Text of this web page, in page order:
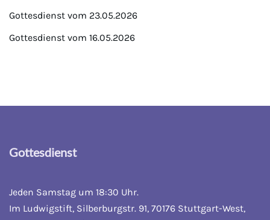
Gottesdienst vom 23.05.2026
Gottesdienst vom 16.05.2026
Gottesdienst
Jeden Samstag um 18:30 Uhr.
Im Ludwigstift, Silberburgstr. 91, 70176 Stuttgart-West,